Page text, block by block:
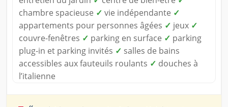
chambre spacieuse ✓ vie indépendante ✓
appartements pour personnes âgées ✓ jeux ✓
couvre-fenêtres ✓ parking en surface ✓ parking
plug-in et parking invités ✓ salles de bains
accessibles aux fauteuils roulants ✓ douches à
l’italienne